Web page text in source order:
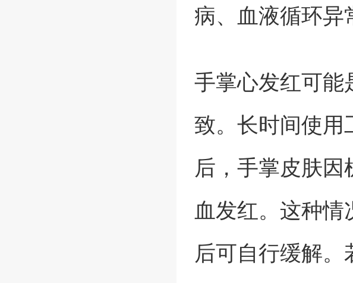
病、血液循环异
手掌心发红可能
致。长时间使用
后，手掌皮肤
血发红。这种
后可自行缓解。